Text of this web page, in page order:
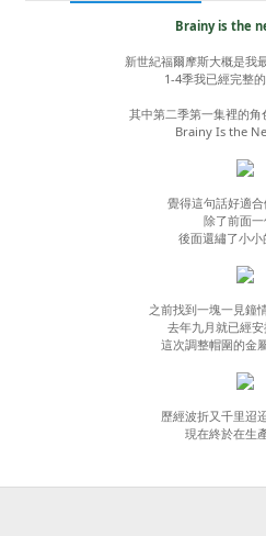
Brainy is the
新世紀福爾摩斯大概是我
1-4季我已經完整
其中第二季第一集裡的
Brainy Is the
覺得這句話好適
除了前面
後面還繡了小
之前找到一塊一見鐘
去年九月就已經
這次調整帽圍的金
歷經波折又千里迢
現在終於在生